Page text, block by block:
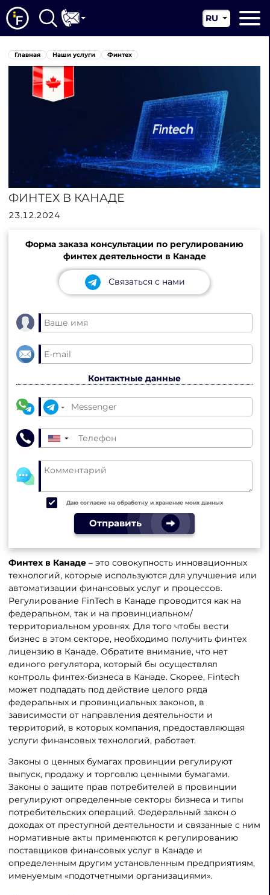
О нас
Наши услуги
Новости
Юрисдикции
Контакты
RU
EN
Главная Наши услуги Финтех
ФИНТЕХ В КАНАДЕ
23.12.2024
Форма заказа консультации по регулированию
финтех деятельности в Канаде
Связаться с нами
Контактные данные
▼
Даю согласие на обработку и хранение моих данных
Отправить
Финтех в Канаде – это совокупность инновационных
технологий, которые используются для улучшения или
автоматизации финансовых услуг и процессов.
Регулирование FinTech в Канаде проводится как на
федеральном, так и на провинциальном/
территориальном уровнях. Для того чтобы вести
бизнес в этом секторе, необходимо получить финтех
лицензию в Канаде. Обратите внимание, что нет
единого регулятора, который бы осуществлял
контроль финтех-бизнеса в Канаде. Скорее, Fintech
может подпадать под действие целого ряда
федеральных и провинциальных законов, в
зависимости от направления деятельности и
территорий, в которых компания, предоставляющая
услуги финансовых технологий, работает.
Законы о ценных бумагах провинции регулируют
выпуск, продажу и торговлю ценными бумагами.
Законы о защите прав потребителей в провинции
регулируют определенные секторы бизнеса и типы
потребительских операций. Федеральный закон о
доходах от преступной деятельности и связанные с ним
нормативные акты применяются к регулированию
поставщиков финансовых услуг в Канаде и
определенным другим установленным предприятиям,
именуемым «подотчетными организациями».